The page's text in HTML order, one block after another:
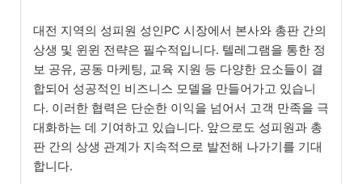
대전 지역의 성피원 성인PC 시장에서 본사와 총판 간의
상생 및 윈윈 전략은 필수적입니다. 텔레그램을 통한 정
보 공유, 공동 마케팅, 교육 지원 등 다양한 요소들이 결
합되어 성공적인 비즈니스 모델을 만들어가고 있습니
다. 이러한 협력은 단순한 이익을 넘어서 고객 만족을 극
대화하는 데 기여하고 있습니다. 앞으로도 성피원과 총
판 간의 상생 관계가 지속적으로 발전해 나가기를 기대
합니다.